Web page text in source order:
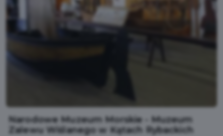
Narodowe Muzeum Morskie - Muzeum
Zalewu Wiślanego w Kątach Rybackich